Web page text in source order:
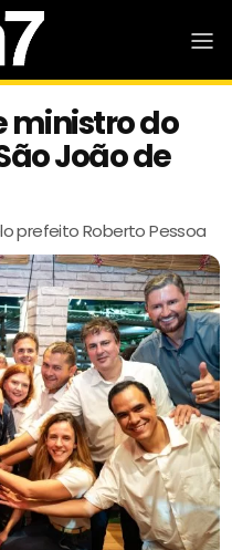
ministro do
João de
prefeito Roberto Pessoa